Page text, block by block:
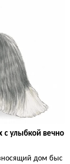
с улыбкой вечно
дом быс